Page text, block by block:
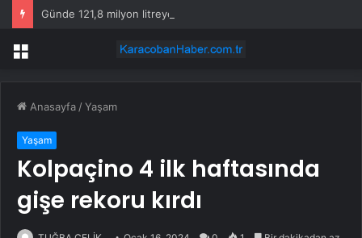
Günde 121,8 milyon litreye kadar su yutuyor: İşte nedeni
Menü
Anasayfa /Yaşam
Yaşam
Kolpaçino 4 ilk haftasında
gişe rekoru kırdı